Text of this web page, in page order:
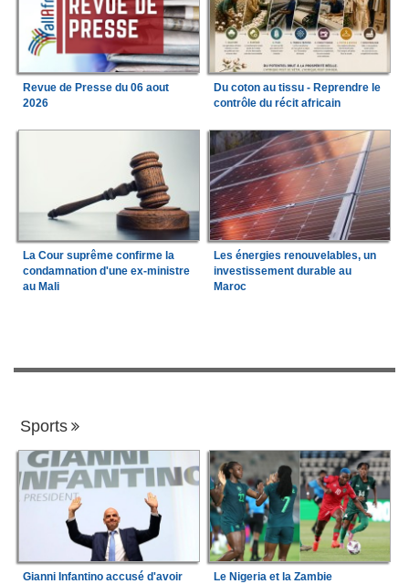
Revue de Presse du 06 aout
2026
Du coton au tissu - Reprendre le
contrôle du récit africain
La Cour suprême confirme la
condamnation d'une ex-ministre
au Mali
Les énergies renouvelables, un
investissement durable au
Maroc
Sports
Gianni Infantino accusé d'avoir
Le Nigeria et la Zambie